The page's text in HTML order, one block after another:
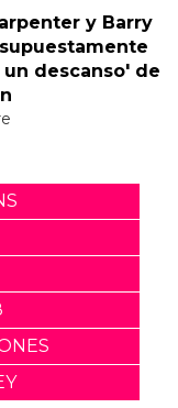
y Barry
descanso' de